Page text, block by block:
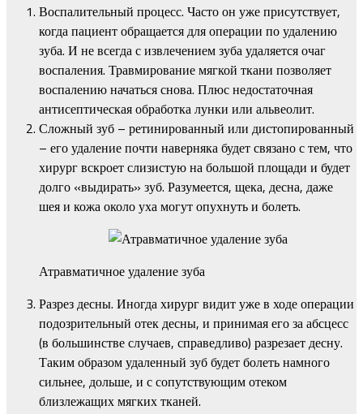
Воспалительный процесс. Часто он уже присутствует,
когда пациент обращается для операции по удалению
зуба. И не всегда с извлечением зуба удаляется очаг
воспаления. Травмирование мягкой ткани позволяет
воспалению начаться снова. Плюс недостаточная
антисептическая обработка лунки или альвеолит.
Сложный зуб – ретинированный или дистопированный
– его удаление почти наверняка будет связано с тем, что
хирург вскроет слизистую на большой площади и будет
долго «выдирать» зуб. Разумеется, щека, десна, даже
шея и кожа около уха могут опухнуть и болеть.
Атравматичное удаление зуба
Разрез десны. Иногда хирург видит уже в ходе операции
подозрительный отек десны, и принимая его за абсцесс
(в большинстве случаев, справедливо) разрезает десну.
Таким образом удаленный зуб будет болеть намного
сильнее, дольше, и с сопутствующим отеком
близлежащих мягких тканей.